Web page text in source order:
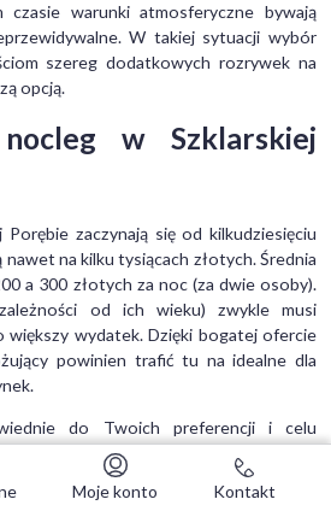
warunki atmosferyczne bywają
W takiej sytuacji wybór
szereg dodatkowych rozrywek na
opcją.
w Szklarskiej
zaczynają się od kilkudziesięciu
na kilku tysiącach złotych. Średnia
a 300 złotych za noc (za dwie osoby).
od ich wieku) zwykle musi
większy wydatek. Dzięki bogatej ofercie
powinien trafić tu na idealne dla
do Twoich preferencji i celu
Poręba - FAQ
Moje konto Kontakt